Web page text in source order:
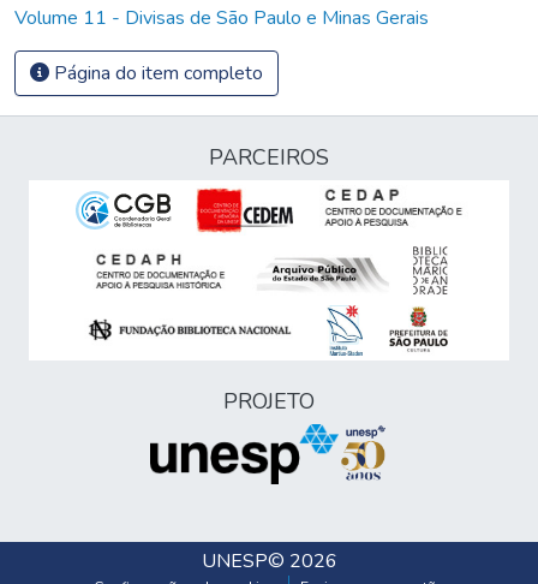
Volume 11 - Divisas de São Paulo e Minas Gerais
Página do item completo
PARCEIROS
PROJETO
UNESP© 2026